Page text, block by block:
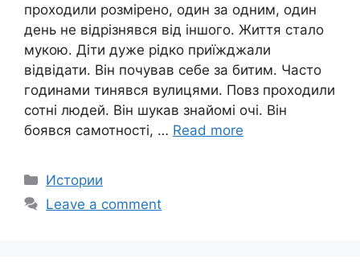
проходили розмірено, один за одним, один
день не відрізнявся від іншого. Життя стало
мукою. Діти дуже рідко приїжджали
відвідати. Він почував себе за битим. Часто
годинами тинявся вулицями. Повз проходили
сотні людей. Він шукав знайомі очі. Він
боявся самотності, … Read more
Categories
Истории
Leave a comment